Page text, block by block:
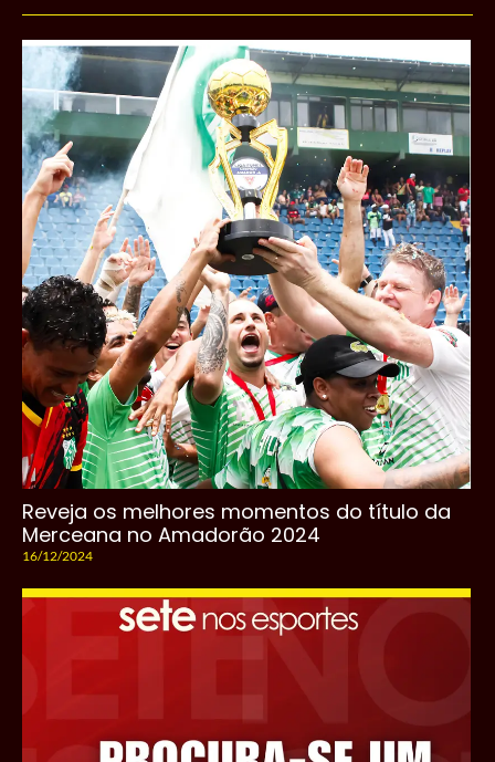
Reveja os melhores momentos do título da
Merceana no Amadorão 2024
16/12/2024